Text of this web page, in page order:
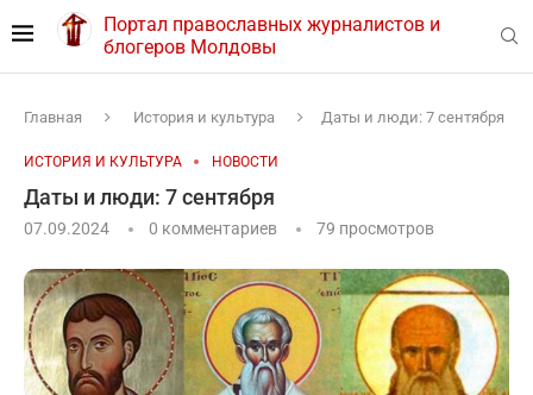
Портал православных журналистов и
блогеров Молдовы
Главная История и культура Даты и люди: 7 сентября
ИСТОРИЯ И КУЛЬТУРА НОВОСТИ
Даты и люди: 7 сентября
07.09.2024 0 комментариев 79 просмотров